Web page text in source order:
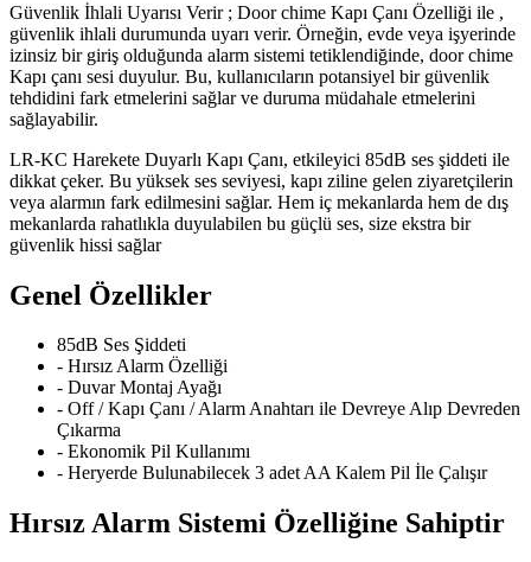
Güvenlik İhlali Uyarısı Verir ; Door chime Kapı Çanı Özelliği ile ,
güvenlik ihlali durumunda uyarı verir. Örneğin, evde veya işyerinde
izinsiz bir giriş olduğunda alarm sistemi tetiklendiğinde, door chime
Kapı çanı sesi duyulur. Bu, kullanıcıların potansiyel bir güvenlik
tehdidini fark etmelerini sağlar ve duruma müdahale etmelerini
sağlayabilir.
LR-KC Harekete Duyarlı Kapı Çanı, etkileyici 85dB ses şiddeti ile
dikkat çeker. Bu yüksek ses seviyesi, kapı ziline gelen ziyaretçilerin
veya alarmın fark edilmesini sağlar. Hem iç mekanlarda hem de dış
mekanlarda rahatlıkla duyulabilen bu güçlü ses, size ekstra bir
güvenlik hissi sağlar
Genel Özellikler
85dB Ses Şiddeti
- Hırsız Alarm Özelliği
- Duvar Montaj Ayağı
- Off / Kapı Çanı / Alarm Anahtarı ile Devreye Alıp Devreden
Çıkarma
- Ekonomik Pil Kullanımı
- Heryerde Bulunabilecek 3 adet AA Kalem Pil İle Çalışır
Hırsız Alarm Sistemi Özelliğine Sahiptir